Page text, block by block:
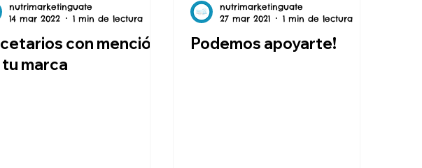
con mención
marca
nutrimarketinguate
14 mar 2022
1 min de lectura
Podemos apoyarte!
nutrimarketinguate
27 mar 2021
1 min de lectura